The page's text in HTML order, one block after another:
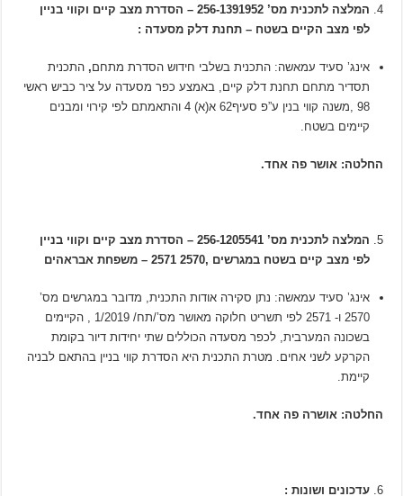
המלצה לתכנית מס’ 256-1391952 – הסדרת מצב קיים וקווי בניין
לפי מצב הקיים בשטח – תחנת דלק מסעדה :
אינג’ סעיד עמאשה: התכנית בשלבי חידוש הסדרת מתחם,התכנית
תסדיר מתחם תחנת דלק קיים, באמצע כפר מסעדה על ציר כביש ראשי
98 ,משנה קווי בנין ע”פ סעיף62 א(א) 4 והתאמתם לפי קירוי ומבנים
קיימים בשטח.
החלטה: אושר פה אחד.
המלצה לתכנית מס’ 256-1205541 – הסדרת מצב קיים וקווי בניין
לפי מצב קיים בשטח במגרשים ,2570 2571 – משפחת אבראהים
אינג’ סעיד עמאשה: נתן סקירה אודות התכנית, מדובר במגרשים מס’
2570 ו- 2571 לפי תשריט חלוקה מאושר מס’/תח/ 1/2019 , הקיימים
בשכונה המערבית, לכפר מסעדה הכוללים שתי יחידות דיור בקומת
הקרקע לשני אחים. מטרת התכנית היא הסדרת קווי בניין בהתאם לבניה
קיימת.
החלטה: אושרה פה אחד.
עדכונים ושונות :